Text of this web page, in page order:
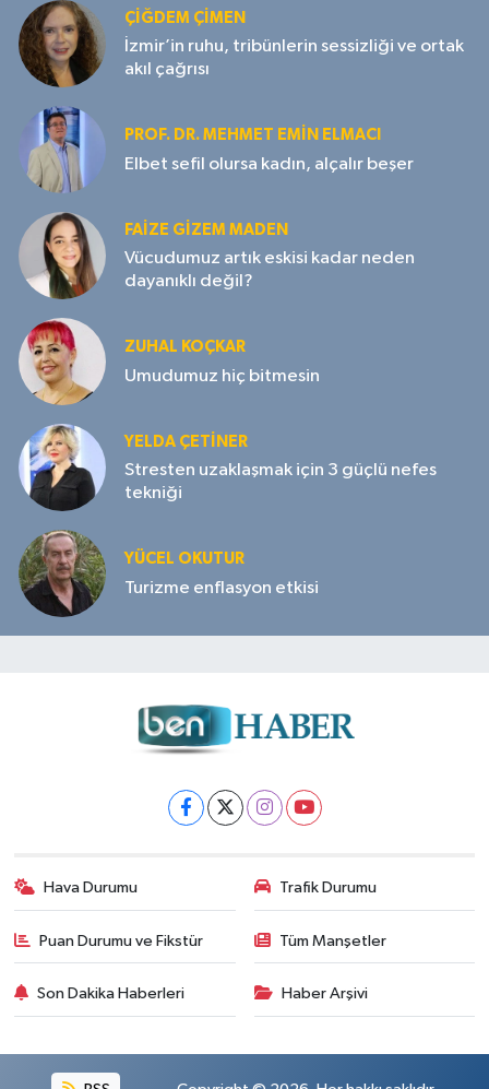
ÇIĞDEM ÇIMEN
İzmir’in ruhu, tribünlerin sessizliği ve ortak
akıl çağrısı
PROF. DR. MEHMET EMIN ELMACI
Elbet sefil olursa kadın, alçalır beşer
FAIZE GIZEM MADEN
Vücudumuz artık eskisi kadar neden
dayanıklı değil?
ZUHAL KOÇKAR
Umudumuz hiç bitmesin
YELDA ÇETİNER
Stresten uzaklaşmak için 3 güçlü nefes
tekniği
YÜCEL OKUTUR
Turizme enflasyon etkisi
Hava Durumu Trafik Durumu
Puan Durumu ve Fikstür Tüm Manşetler
Son Dakika Haberleri Haber Arşivi